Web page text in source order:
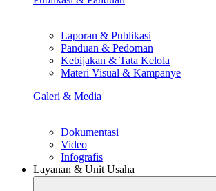
Laporan & Publikasi
Panduan & Pedoman
Kebijakan & Tata Kelola
Materi Visual & Kampanye
Galeri & Media
Dokumentasi
Video
Infografis
Layanan & Unit Usaha